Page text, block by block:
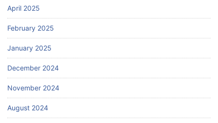
April 2025
February 2025
January 2025
December 2024
November 2024
August 2024